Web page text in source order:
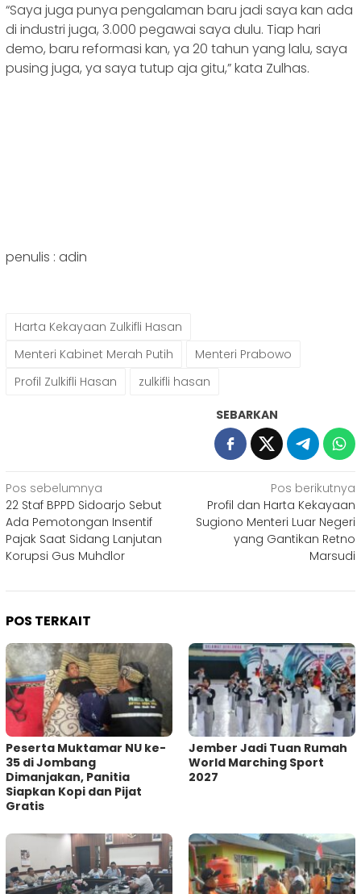
“Saya juga punya pengalaman baru jadi saya kan ada
di industri juga, 3.000 pegawai saya dulu. Tiap hari
demo, baru reformasi kan, ya 20 tahun yang lalu, saya
pusing juga, ya saya tutup aja gitu,” kata Zulhas.
penulis : adin
Harta Kekayaan Zulkifli Hasan
Menteri Kabinet Merah Putih
Menteri Prabowo
Profil Zulkifli Hasan
zulkifli hasan
SEBARKAN
Navigasi
pos
Pos sebelumnya
22 Staf BPPD Sidoarjo Sebut
Ada Pemotongan Insentif
Pajak Saat Sidang Lanjutan
Korupsi Gus Muhdlor
Pos berikutnya
Profil dan Harta Kekayaan
Sugiono Menteri Luar Negeri
yang Gantikan Retno
Marsudi
POS TERKAIT
Peserta Muktamar NU ke-
35 di Jombang
Dimanjakan, Panitia
Siapkan Kopi dan Pijat
Gratis
Jember Jadi Tuan Rumah
World Marching Sport
2027